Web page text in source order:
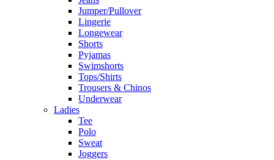
Jumper/Pullover
Lingerie
Longewear
Shorts
Pyjamas
Swimshorts
Tops/Shirts
Trousers & Chinos
Underwear
Ladies
Tee
Polo
Sweat
Joggers